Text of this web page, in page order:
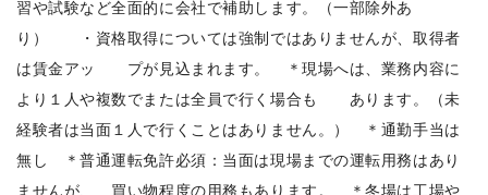
習や試験など全面的に会社で補助します。（一部除外あ
り） ・資格取得については強制ではありませんが、取得者
は賃金アッ プが見込まれます。 ＊現場へは、業務内容に
より１人や複数でまたは全員で行く場合も あります。（未
経験者は当面１人で行くことはありません。） ＊通勤手当は
無し ＊普通運転免許必須：当面は現場までの運転用務はあり
ませんが、 買い物程度の用務もあります。 ＊冬場は工場や